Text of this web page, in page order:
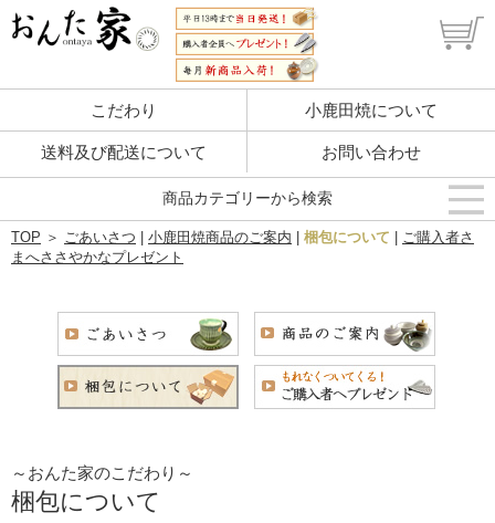
こだわり 小鹿田焼について
送料及び配送について お問い合わせ
TOP ＞ ごあいさつ 小鹿田焼商品のご案内 梱包について
ご購入者さ
まへささやかなプレゼント
～おんた家のこだわり～
梱包について
商品カテゴリーから検索